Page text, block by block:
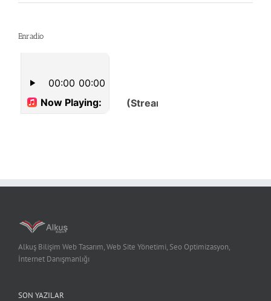
Enradio
Alkuş Bilişim Web Tasarım, Web Site Yönetimi, Seo Optimizasyon,
İnternet Danışmanlığı
SON YAZILAR